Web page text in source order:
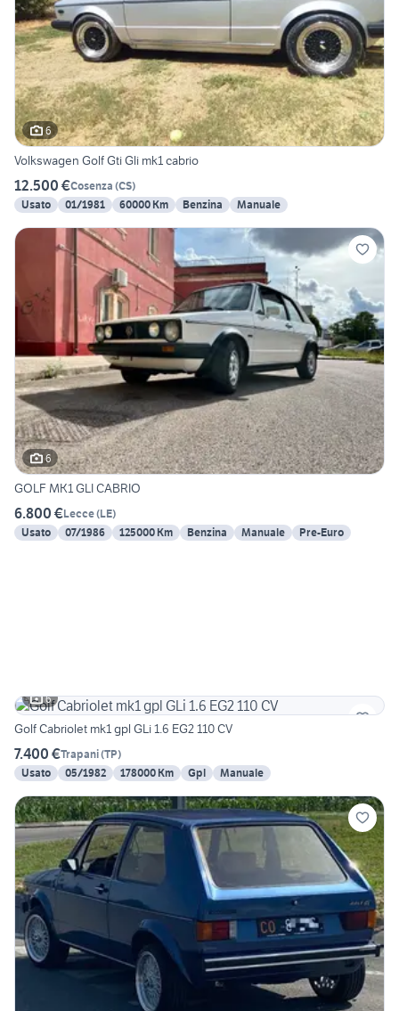
6
Volkswagen Golf Gti Gli mk1 cabrio
12.500 €Cosenza (CS)
Usato
01/1981 60000 Km Benzina Manuale
6
GOLF MK1 GLI CABRIO
6.800 €Lecce(LE)
Usato
07/1986 125000 Km Benzina Manuale Pre-Euro
6
Golf Cabriolet mk1 gpl GLi 1.6 EG2 110 CV
7.400 €Trapani(TP)
Usato
05/1982 178000 Km Gpl Manuale